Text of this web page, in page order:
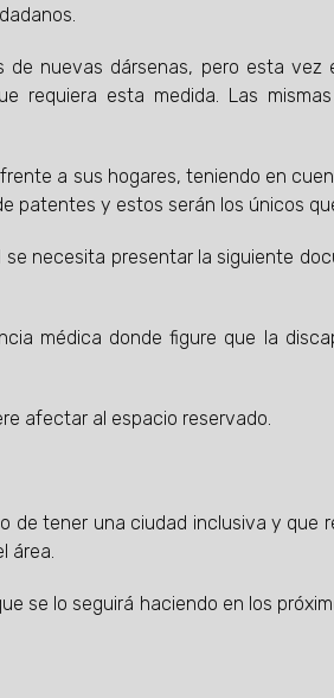
nuevas dársenas, pero esta vez
requiera esta medida. Las
a sus hogares, teniendo en
patentes y estos serán los únicos
necesita presentar la siguiente
médica donde figure que la
afectar al espacio reservado.
de tener una ciudad inclusiva y que
área.
se lo seguirá haciendo en los